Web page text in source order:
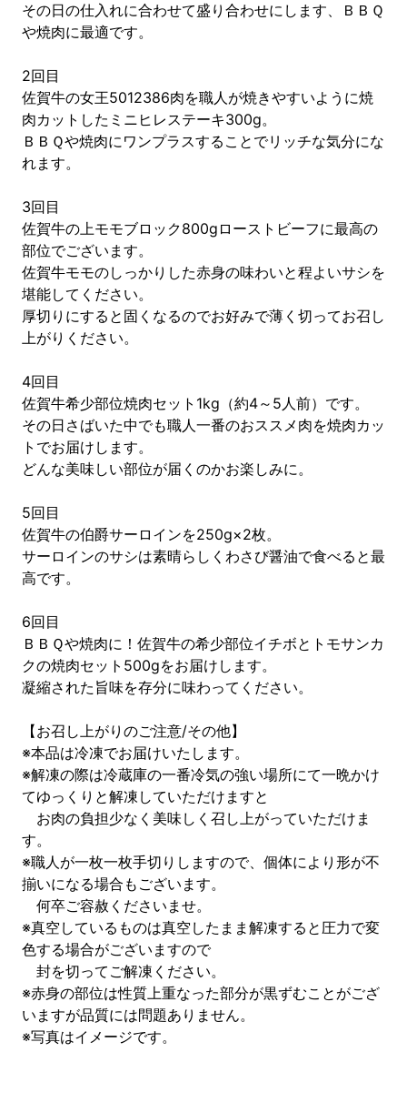
その日の仕入れに合わせて盛り合わせにします、ＢＢＱ
や焼肉に最適です。
2回目
佐賀牛の女王5012386肉を職人が焼きやすいように焼
肉カットしたミニヒレステーキ300g。
ＢＢＱや焼肉にワンプラスすることでリッチな気分にな
れます。
3回目
佐賀牛の上モモブロック800gローストビーフに最高の
部位でございます。
佐賀牛モモのしっかりした赤身の味わいと程よいサシを
堪能してください。
厚切りにすると固くなるのでお好みで薄く切ってお召し
上がりください。
4回目
佐賀牛希少部位焼肉セット1kg（約4～5人前）です。
その日さばいた中でも職人一番のおススメ肉を焼肉カッ
トでお届けします。
どんな美味しい部位が届くのかお楽しみに。
5回目
佐賀牛の伯爵サーロインを250g×2枚。
サーロインのサシは素晴らしくわさび醤油で食べると最
高です。
6回目
ＢＢＱや焼肉に！佐賀牛の希少部位イチボとトモサンカ
クの焼肉セット500gをお届けします。
凝縮された旨味を存分に味わってください。
【お召し上がりのご注意/その他】
※本品は冷凍でお届けいたします。
※解凍の際は冷蔵庫の一番冷気の強い場所にて一晩かけ
てゆっくりと解凍していただけますと
お肉の負担少なく美味しく召し上がっていただけま
す。
※職人が一枚一枚手切りしますので、個体により形が不
揃いになる場合もございます。
何卒ご容赦くださいませ。
※真空しているものは真空したまま解凍すると圧力で変
色する場合がございますので
封を切ってご解凍ください。
※赤身の部位は性質上重なった部分が黒ずむことがござ
いますが品質には問題ありません。
※写真はイメージです。